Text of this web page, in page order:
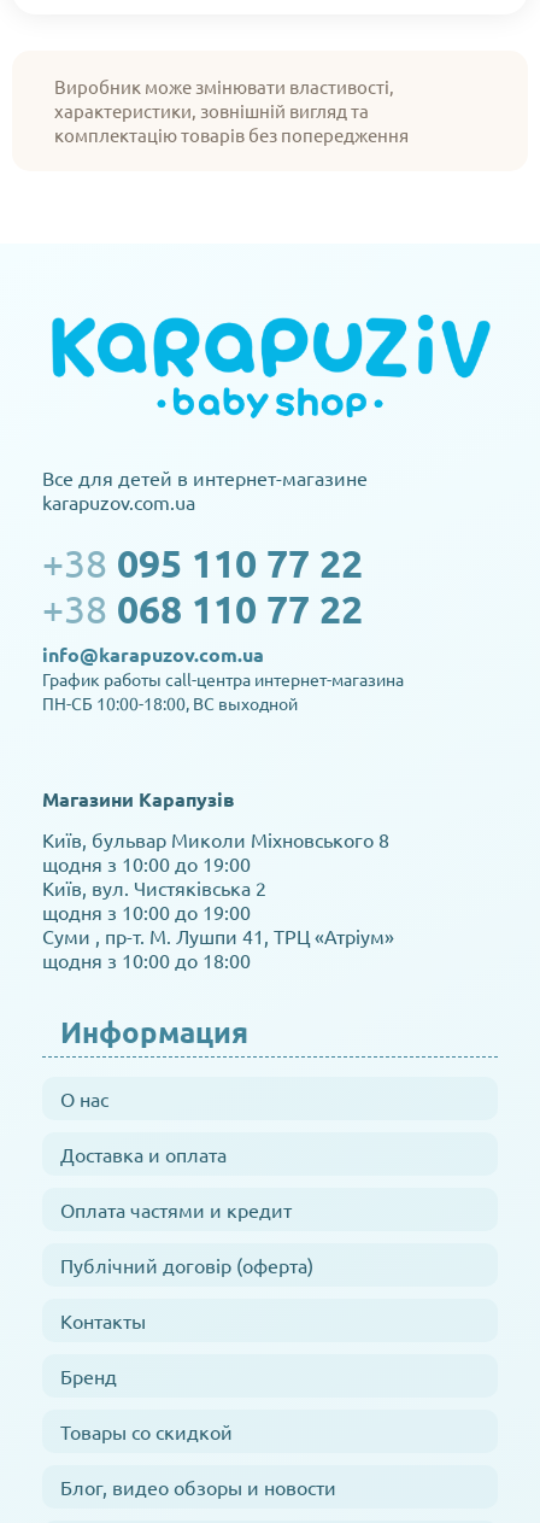
Виробник може змінювати властивості,
характеристики, зовнішній вигляд та
комплектацію товарів без попередження
Все для детей в интернет-магазине
karapuzov.com.ua
+38 095 110 77 22
+38 068 110 77 22
info@karapuzov.com.ua
График работы call-центра интернет-магазина
ПН-СБ 10:00-18:00, ВС выходной
Магазини Карапузів
Київ, бульвар Миколи Міхновського 8
щодня з 10:00 до 19:00
Київ, вул. Чистяківська 2
щодня з 10:00 до 19:00
Суми , пр-т. М. Лушпи 41, ТРЦ «Атріум»
щодня з 10:00 до 18:00
Информация
О нас
Доставка и оплата
Оплата частями и кредит
Публічний договір (оферта)
Контакты
Бренд
Товары со скидкой
Блог, видео обзоры и новости